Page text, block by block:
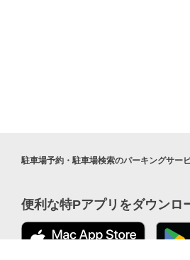
駐車場予約・駐車場検索のパーキングサー
便利な特Pアプリをダウンロ